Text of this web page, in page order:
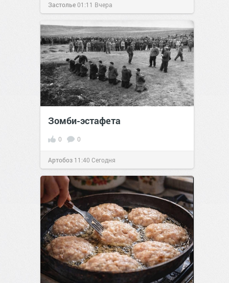
Застолье01:11 Вчера
Зомби-эстафета
0 0
Артобоз 11:40 Сегодня